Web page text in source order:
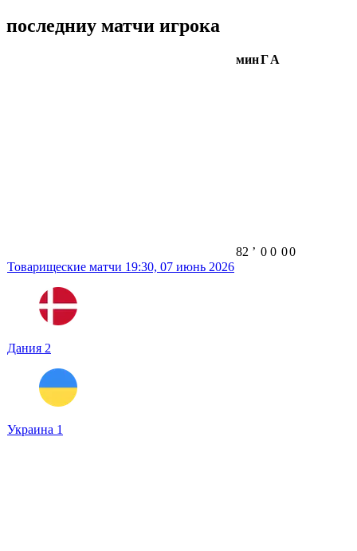
последниу матчи игрока
минГА
Товарищеские матчи 19:30, 07 июнь 2026
Дания 2
Украина 1
82 ʼ 0 0 00